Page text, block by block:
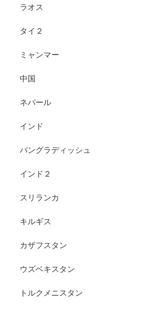
ラオス
タイ２
ミャンマー
中国
ネパール
インド
バングラディッシュ
インド２
スリランカ
キルギス
カザフスタン
ウズベキスタン
トルクメニスタン